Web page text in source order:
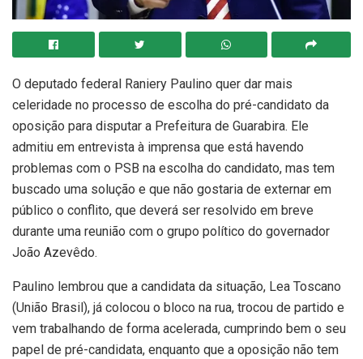
O deputado federal Raniery Paulino quer dar mais
celeridade no processo de escolha do pré-candidato da
oposição para disputar a Prefeitura de Guarabira. Ele
admitiu em entrevista à imprensa que está havendo
problemas com o PSB na escolha do candidato, mas tem
buscado uma solução e que não gostaria de externar em
público o conflito, que deverá ser resolvido em breve
durante uma reunião com o grupo político do governador
João Azevêdo.
Paulino lembrou que a candidata da situação, Lea Toscano
(União Brasil), já colocou o bloco na rua, trocou de partido e
vem trabalhando de forma acelerada, cumprindo bem o seu
papel de pré-candidata, enquanto que a oposição não tem